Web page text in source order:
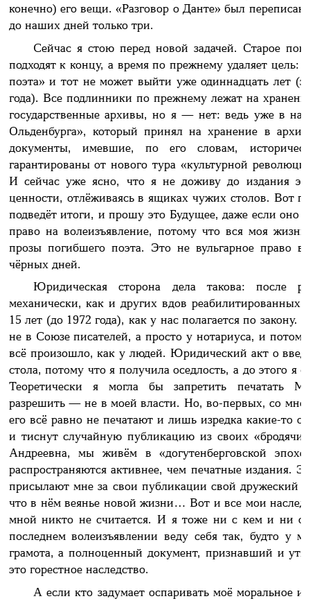
конечно) его вещи. «Разговор о Данте» был
до наших дней только три.
Сейчас я стою перед новой задачей. Старое
подходят к концу, а время по прежнему удаляет
поэта» и тот не может выйти уже одиннадцать лет
года). Все подлинники по прежнему лежат на
государственные архивы, но я — нет: ведь уже в
Ольденбурга», который принял на хранение в
документы, имевшие, по его словам,
гарантированы от нового тура «культурной
И сейчас уже ясно, что я не доживу до издания
ценности, отлёживаясь в ящиках чужих столов. Вот
подведёт итоги, и прошу это Будущее, даже если
право на волеизъявление, потому что вся моя
прозы погибшего поэта. Это не вульгарное право
чёрных дней.
Юридическая сторона дела такова: после
механически, как и других вдов реабилитированных
15 лет (до 1972 года), как у нас полагается по
не в Союзе писателей, а просто у нотариуса, и
всё произошло, как у людей. Юридический акт о
стола, потому что я получила оседлость, а до этого я
Теоретически я могла бы запретить печатать
разрешить — не в моей власти. Но, во-первых, со
его всё равно не печатают и лишь изредка какие-то
и тиснут случайную публикацию из своих
Андреевна, мы живём в «догутенберговской
распространяются активнее, чем печатные издания.
присылают мне за свои публикации свой дружеский
что в нём веянье новой жизни… Вот и все мои
мной никто не считается. И я тоже ни с кем и ни с
последнем волеизъявлении веду себя так, будто у
грамота, а полноценный документ, признавший и
это горестное наследство.
А если кто задумает оспаривать моё моральное